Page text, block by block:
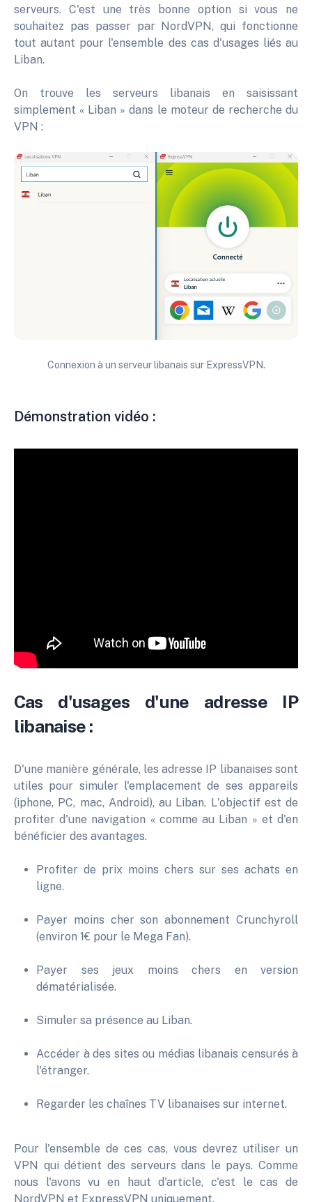
serveurs. C'est une très bonne option si vous ne
souhaitez pas passer par NordVPN, qui fonctionne
tout autant pour l'ensemble des cas d'usages liés au
Liban.
On trouve les serveurs libanais en saisissant
simplement « Liban » dans le moteur de recherche du
VPN :
Connexion à un serveur libanais sur ExpressVPN.
Démonstration vidéo :
Cas d'usages d'une adresse IP
libanaise :
D'une manière générale, les adresse IP libanaises sont
utiles pour simuler l'emplacement de ses appareils
(iphone, PC, mac, Android), au Liban. L'objectif est de
profiter d'une navigation « comme au Liban » et d'en
bénéficier des avantages.
Profiter de prix moins chers sur ses achats en
ligne.
Payer moins cher son abonnement Crunchyroll
(environ 1€ pour le Mega Fan).
Payer ses jeux moins chers en version
dématérialisée.
Simuler sa présence au Liban.
Accéder à des sites ou médias libanais censurés à
l'étranger.
Regarder les chaînes TV libanaises sur internet.
Pour l'ensemble de ces cas, vous devrez utiliser un
VPN qui détient des serveurs dans le pays. Comme
nous l'avons vu en haut d'article, c'est le cas de
NordVPN et ExpressVPN uniquement.